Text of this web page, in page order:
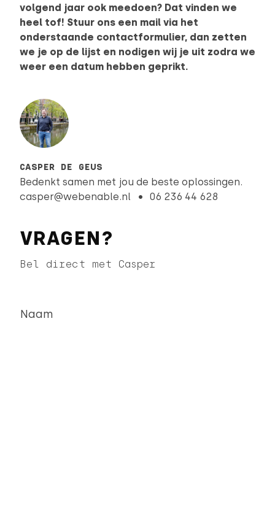
volgend jaar ook meedoen? Dat vinden we
heel tof! Stuur ons een mail via het
onderstaande contactformulier, dan zetten
we je op de lijst en nodigen wij je uit zodra we
weer een datum hebben geprikt.
CASPER DE GEUS
Bedenkt samen met jou de beste oplossingen.
casper@webenable.nl
06 236 44 628
VRAGEN?
Bel direct met Casper
Naam